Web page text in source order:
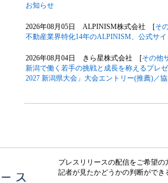
お知らせ
2026年08月05日 ALPINISM株式会社 [そ
不動産業界特化14年のALPINISM、公式サ
2026年08月04日 きら星株式会社 [その他
新潟で働く若手の挑戦と成長を称えるプレ
2027 新潟県大会」大会エントリー(推薦)／
プレスリリースの配信をご希望の
記者が見たかどうかの判断がで